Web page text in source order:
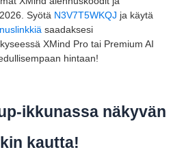
Syötä N3V7T5WKQJ ja käytä
saadaksesi
XMind Pro tai Premium AI
hintaan!
ikkunassa näkyvän
kautta!